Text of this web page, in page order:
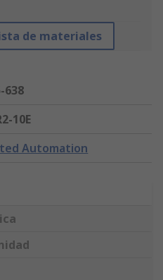
de materiales
638
10E
Automation